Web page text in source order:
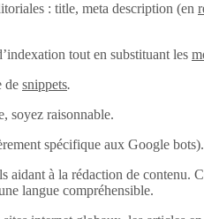
: title, meta description (en
tout en substituant les
de snippets.
soyez raisonnable.
spécifique aux Google bots).
à la rédaction de contenu.
langue compréhensible.